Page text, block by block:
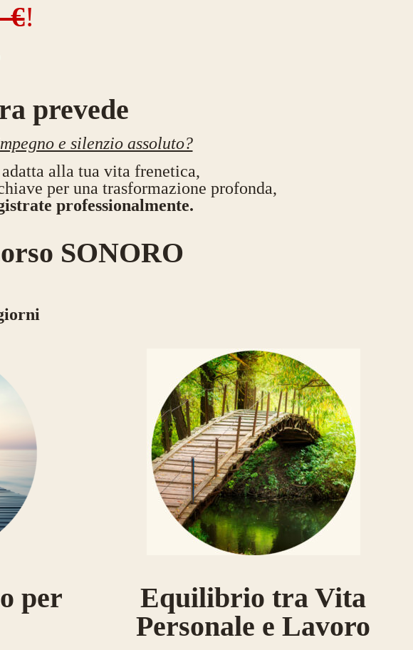
€!
prevede
e silenzio assoluto?
alla tua vita frenetica,
per una trasformazione profonda,
professionalmente.
SONORO
per
Equilibrio tra Vita
Personale e Lavoro